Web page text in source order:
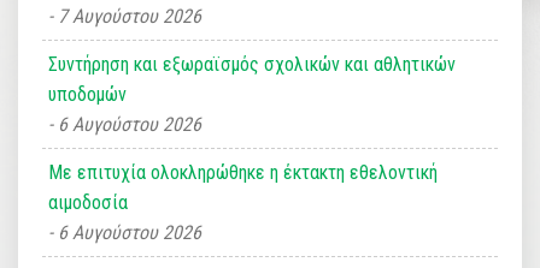
7 Αυγούστου 2026
Συντήρηση και εξωραϊσμός σχολικών και αθλητικών
υποδομών
6 Αυγούστου 2026
Με επιτυχία ολοκληρώθηκε η έκτακτη εθελοντική
αιμοδοσία
6 Αυγούστου 2026